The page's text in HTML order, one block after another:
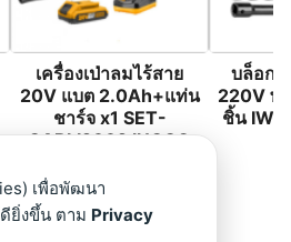
เครื่องเป่าลมไร้สาย
20V แบต 2.0Ah+แท่น
ชาร์จ x1 SET-
CABLI2002 INGCO
บล็อกไ
220V พ
ชิ้น
เพื่อพัฒนา
ยิ่งขึ้น ตาม Privacy